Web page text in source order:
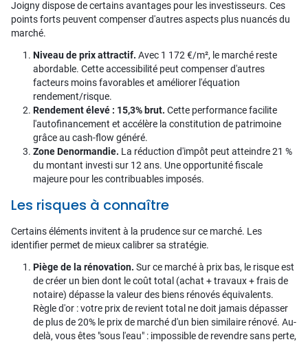
Joigny dispose de certains avantages pour les investisseurs. Ces
points forts peuvent compenser d'autres aspects plus nuancés du
marché.
Niveau de prix attractif. Avec 1 172 €/m², le marché reste
abordable. Cette accessibilité peut compenser d'autres
facteurs moins favorables et améliorer l'équation
rendement/risque.
Rendement élevé : 15,3% brut. Cette performance facilite
l'autofinancement et accélère la constitution de patrimoine
grâce au cash-flow généré.
Zone Denormandie. La réduction d'impôt peut atteindre 21 %
du montant investi sur 12 ans. Une opportunité fiscale
majeure pour les contribuables imposés.
Les risques à connaître
Certains éléments invitent à la prudence sur ce marché. Les
identifier permet de mieux calibrer sa stratégie.
Piège de la rénovation. Sur ce marché à prix bas, le risque est
de créer un bien dont le coût total (achat + travaux + frais de
notaire) dépasse la valeur des biens rénovés équivalents.
Règle d'or : votre prix de revient total ne doit jamais dépasser
de plus de 20% le prix de marché d'un bien similaire rénové. Au-
delà, vous êtes "sous l'eau" : impossible de revendre sans perte,